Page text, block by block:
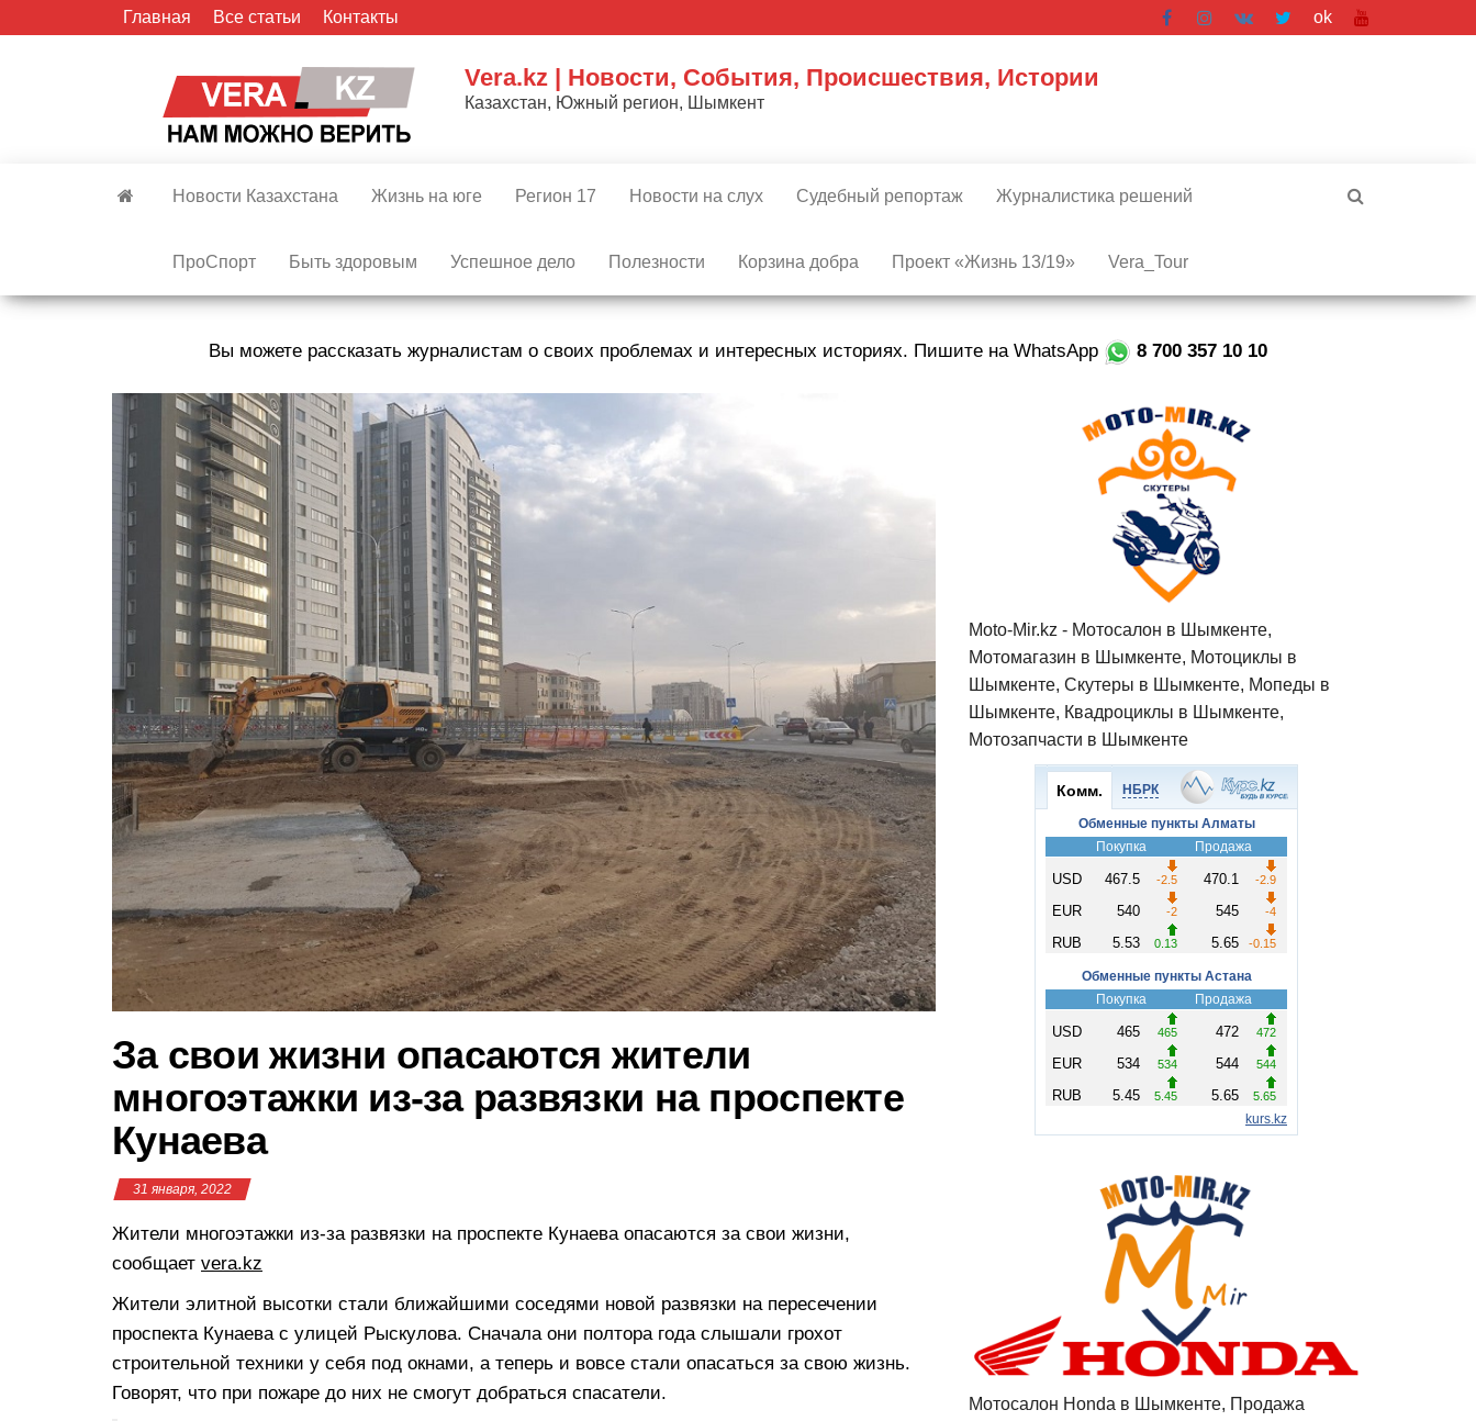
Главная Все статьи Контакты ok
Vera.kz | Новости, События, Происшествия, Истории
Казахстан, Южный регион, Шымкент
Новости Казахстана Жизнь на юге Регион 17 Новости на слух Судебный репортаж Журналистика решений
ПроСпорт Быть здоровым Успешное дело Полезности Корзина добра Проект «Жизнь 13/19» Vera_Tour
Вы можете рассказать журналистам о своих проблемах и интересных историях. Пишите на WhatsApp 8 700 357 10 10
За свои жизни опасаются жители
многоэтажки из-за развязки на проспекте
Кунаева
31 января, 2022
Жители многоэтажки из-за развязки на проспекте Кунаева опасаются за свои жизни,
сообщает vera.kz
Жители элитной высотки стали ближайшими соседями новой развязки на пересечении
проспекта Кунаева с улицей Рыскулова. Сначала они полтора года слышали грохот
строительной техники у себя под окнами, а теперь и вовсе стали опасаться за свою жизнь.
Говорят, что при пожаре до них не смогут добраться спасатели.
Moto-Mir.kz - Мотосалон в Шымкенте,
Мотомагазин в Шымкенте, Мотоциклы в
Шымкенте, Скутеры в Шымкенте, Мопеды в
Шымкенте, Квадроциклы в Шымкенте,
Мотозапчасти в Шымкенте
Мотосалон Honda в Шымкенте, Продажа